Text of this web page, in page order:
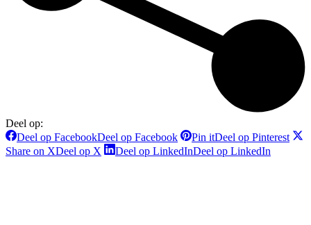
Deel op:
Deel op FacebookDeel op Facebook Pin itDeel op Pinterest
Share on XDeel op X Deel op LinkedInDeel op LinkedIn